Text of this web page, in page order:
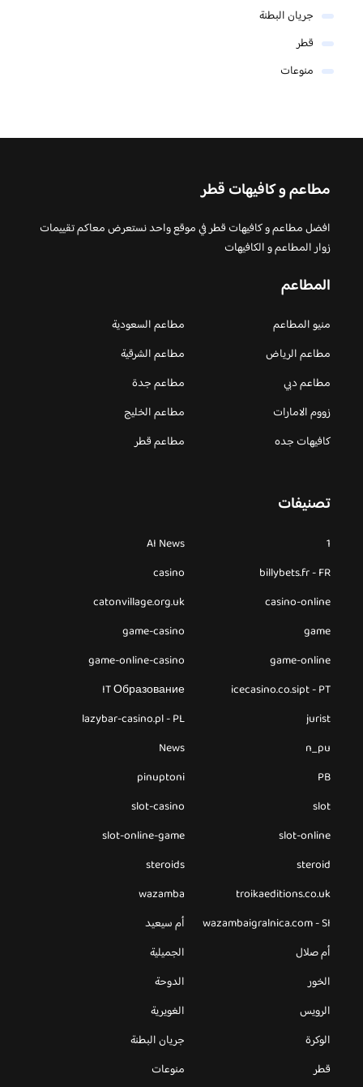
جريان البطنة
قطر
منوعات
مطاعم و كافيهات قطر
افضل مطاعم و كافيهات قطر في موقع واحد نستعرض معاكم تقييمات
زوار المطاعم و الكافيهات
المطاعم
منيو المطاعم
مطاعم السعودية
مطاعم الرياض
مطاعم الشرقية
مطاعم دبي
مطاعم جدة
زووم الامارات
مطاعم الخليج
كافيهات جده
مطاعم قطر
تصنيفات
1
AI News
billybets.fr - FR
casino
casino-online
catonvillage.org.uk
game
game-casino
game-online
game-online-casino
icecasino.co.sipt - PT
IT Образование
jurist
lazybar-casino.pl - PL
n_pu
News
PB
pinuptoni
slot
slot-casino
slot-online
slot-online-game
steroid
steroids
troikaeditions.co.uk
wazamba
wazambaigralnica.com - SI
أم سيعيد
أم صلال
الجميلية
الخور
الدوحة
الرويس
الغويرية
الوكرة
جريان البطنة
قطر
منوعات